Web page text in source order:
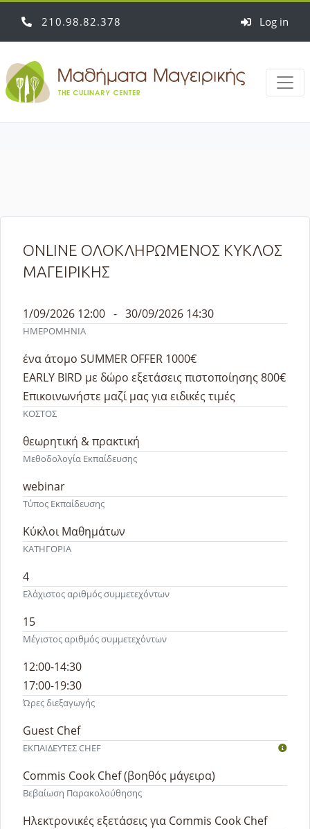
210 98 82 378 Log in
ONLINE ΟΛΟΚΛΗΡΩΜΕΝΟΣ ΚΥΚΛΟΣ
ΜΑΓΕΙΡΙΚΗΣ
ΗΜΕΡΟΜΗΝΙΑ
1/09/2026 12:00 - 30/09/2026 14:30
ΚΟΣΤΟΣ
ένα άτομο SUMMER OFFER 1000€
EARLY BIRD με δώρο εξετάσεις πιστοποίησης 800€
Επικοινωνήστε μαζί μας για ειδικές τιμές
Μεθοδολογία Εκπαίδευσης
θεωρητική & πρακτική
Τύπος Εκπαίδευσης
webinar
ΚΑΤΗΓΟΡΙΑ
Κύκλοι Μαθημάτων
Ελάχιστος αριθμός συμμετεχόντων
4
Μέγιστος αριθμός συμμετεχόντων
15
Ώρες διεξαγωγής
12:00-14:30
17:00-19:30
ΕΚΠΑΙΔΕΥΤEΣ CHEF
Guest Chef
Βεβαίωση Παρακολούθησης
Commis Cook Chef (βοηθός μάγειρα)
Ηλεκτρονικές εξετάσεις για Commis Cook Chef